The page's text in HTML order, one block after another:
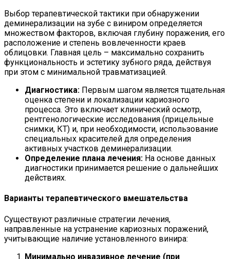
Выбор терапевтической тактики при обнаружении
деминерализации на зубе с виниром определяется
множеством факторов, включая глубину поражения, его
расположение и степень вовлеченности краев
облицовки. Главная цель – максимально сохранить
функциональность и эстетику зубного ряда, действуя
при этом с минимальной травматизацией.
Диагностика: Первым шагом является тщательная
оценка степени и локализации кариозного
процесса. Это включает клинический осмотр,
рентгенологические исследования (прицельные
снимки, КТ) и, при необходимости, использование
специальных красителей для определения
активных участков деминерализации.
Определение плана лечения: На основе данных
диагностики принимается решение о дальнейших
действиях.
Варианты терапевтического вмешательства
Существуют различные стратегии лечения,
направленные на устранение кариозных поражений,
учитывающие наличие установленного винира:
Минимально инвазивное лечение (при